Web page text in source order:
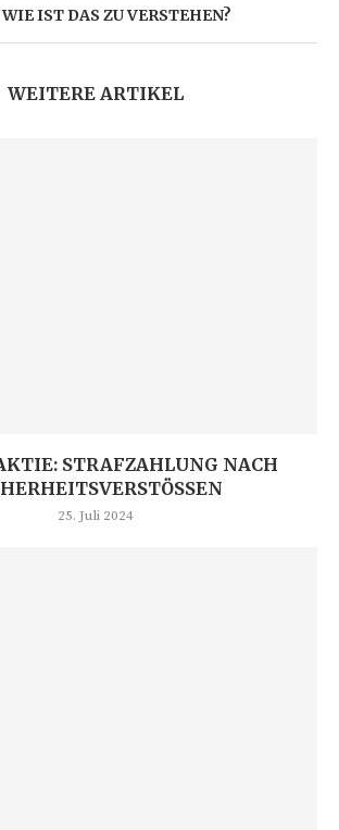
IST DAS ZU VERSTEHEN?
WEITERE ARTIKEL
STRAFZAHLUNG NACH
25. Juli 2024